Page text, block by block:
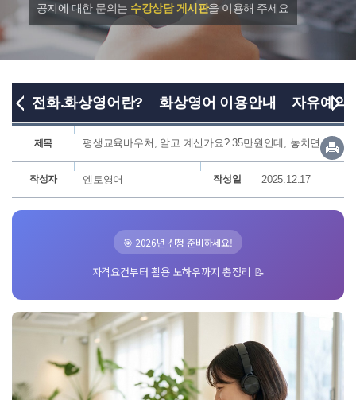
바로가기
수업교
공지에 대한 문의는 수강상담 게시판을 이용해 주세요
전화.화상영어란? 화상영어 이용안내 자유예약
제목 평생교육바우처, 알고 계신가요? 35만원인데, 놓치면....
작성자 엔토영어 작성일 2025.12.17
🎯 2026년 신청 준비하세요!
자격요건부터 활용 노하우까지 총정리 📝